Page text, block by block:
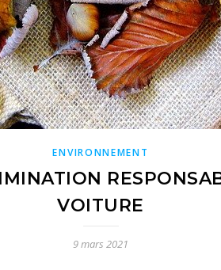
ENVIRONNEMENT
VOITURE
9 mars 2021